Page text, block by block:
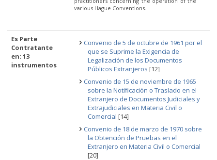
various Hague Conventions.
Es Parte
Contratante
en: 13
instrumentos
Convenio de 5 de octubre de 1961 por el
que se Suprime la Exigencia de
Legalización de los Documentos
Públicos Extranjeros [12]
Convenio de 15 de noviembre de 1965
sobre la Notificación o Traslado en el
Extranjero de Documentos Judiciales y
Extrajudiciales en Materia Civil o
Comercial [14]
Convenio de 18 de marzo de 1970 sobre
la Obtención de Pruebas en el
Extranjero en Materia Civil o Comercial
[20]